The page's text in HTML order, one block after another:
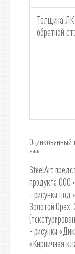
Толщина
обратной
Оцинкованный
***.
SteelArt
продукта
- рисунки под
Золотой
- рисунки
«Кирпичная